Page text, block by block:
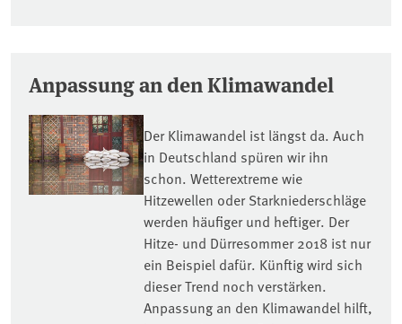
Anpassung an den Klimawandel
Der Klimawandel ist längst da. Auch
in Deutschland spüren wir ihn
schon. Wetterextreme wie
Hitzewellen oder Starkniederschläge
werden häufiger und heftiger. Der
Hitze- und Dürresommer 2018 ist nur
ein Beispiel dafür. Künftig wird sich
dieser Trend noch verstärken.
Anpassung an den Klimawandel hilft,